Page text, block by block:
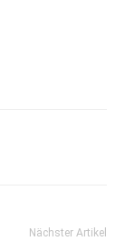
Nächster Artikel